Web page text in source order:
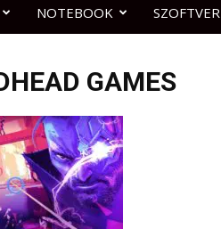
NOTEBOOK SZOFTVER
GAMES